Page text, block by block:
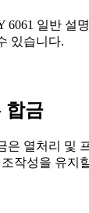
일반 설
있습니다.
합금
은 열처리 및
작성을 유지